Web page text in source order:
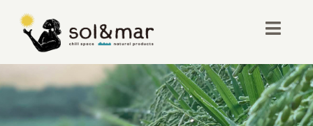
content
お店紹介
イベント